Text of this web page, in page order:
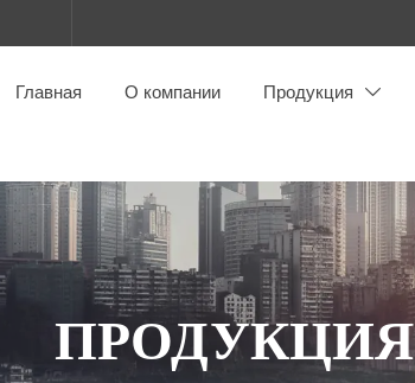
Главная О компании Продукция 
ПРОДУКЦИЯ